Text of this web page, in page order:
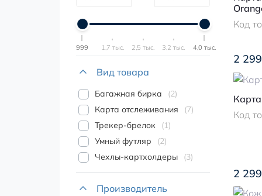
999 1,7 тыс. 2,5 тыс. 3,2 тыс. 4,0 тыс.
Вид товара
Багажная бирка
2
Карта отслеживания
7
Трекер-брелок
1
Умный футляр
2
Чехлы-картхолдеры
3
Производитель
Код
2
Код
2